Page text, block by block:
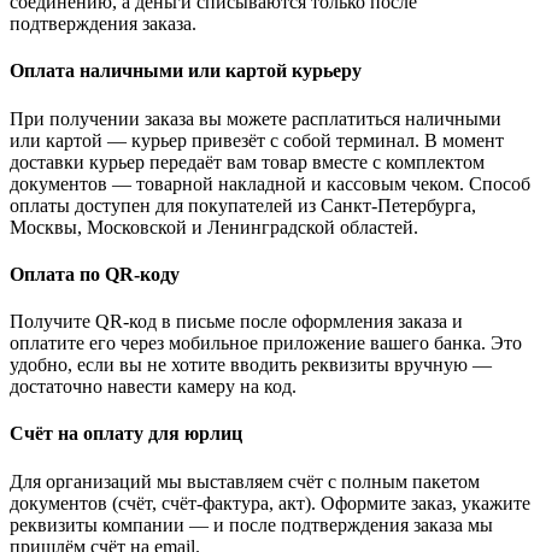
подтверждения заказа.
Оплата наличными или картой курьеру
При получении заказа вы можете расплатиться наличными
или картой — курьер привезёт с собой терминал. В момент
доставки курьер передаёт вам товар вместе с комплектом
документов — товарной накладной и кассовым чеком. Способ
оплаты доступен для покупателей из Санкт-Петербурга,
Москвы, Московской и Ленинградской областей.
Оплата по QR-коду
Получите QR-код в письме после оформления заказа и
оплатите его через мобильное приложение вашего банка. Это
удобно, если вы не хотите вводить реквизиты вручную —
достаточно навести камеру на код.
Счёт на оплату для юрлиц
Для организаций мы выставляем счёт с полным пакетом
документов (счёт, счёт-фактура, акт). Оформите заказ, укажите
реквизиты компании — и после подтверждения заказа мы
пришлём счёт на email.